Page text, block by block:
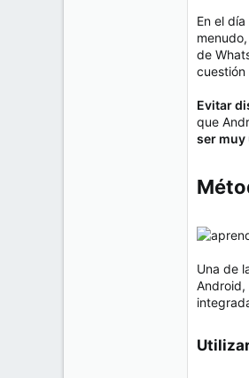
En el
de
Evitar
que
ser muy
Una de
Android,